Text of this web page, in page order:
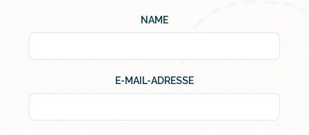
NAME
PLEASE LEAVE THIS FIELD EMPTY.
E-MAIL-ADRESSE